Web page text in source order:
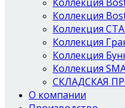
Коллекция
Коллекция
Коллекция
Коллекция
Коллекция
СКЛАДСКАЯ
О компании